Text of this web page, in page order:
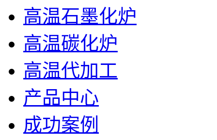
高温石墨化炉
高温碳化炉
高温代加工
产品中心
成功案例